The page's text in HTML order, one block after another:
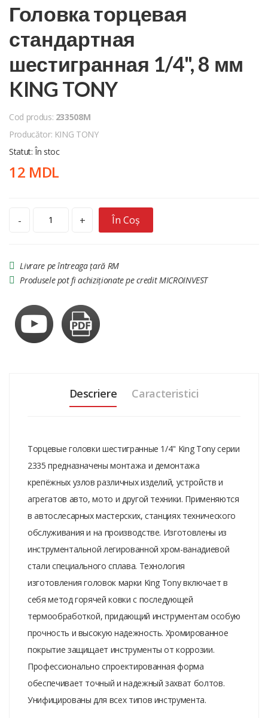
Головка торцевая
стандартная
шестигранная 1/4", 8 мм
KING TONY
Cod produs: 233508M
Producător: KING TONY
Statut: În stoc
12 MDL
- + În Coș
Livrare pe întreaga țară RM
Produsele pot fi achiziționate pe credit MICROINVEST
Descriere Caracteristici
Торцевые головки шестигранные 1/4" King Tony серии
2335 предназначены монтажа и демонтажа
крепёжных узлов различных изделий, устройств и
агрегатов авто, мото и другой техники. Применяются
в автослесарных мастерских, станциях технического
обслуживания и на производстве. Изготовлены из
инструментальной легированной хром-ванадиевой
стали специального сплава. Технология
изготовления головок марки King Tony включает в
себя метод горячей ковки с последующей
термообработкой, придающий инструментам особую
прочность и высокую надежность. Хромированное
покрытие защищает инструменты от коррозии.
Профессионально спроектированная форма
обеспечивает точный и надежный захват болтов.
Унифицированы для всех типов инструмента.